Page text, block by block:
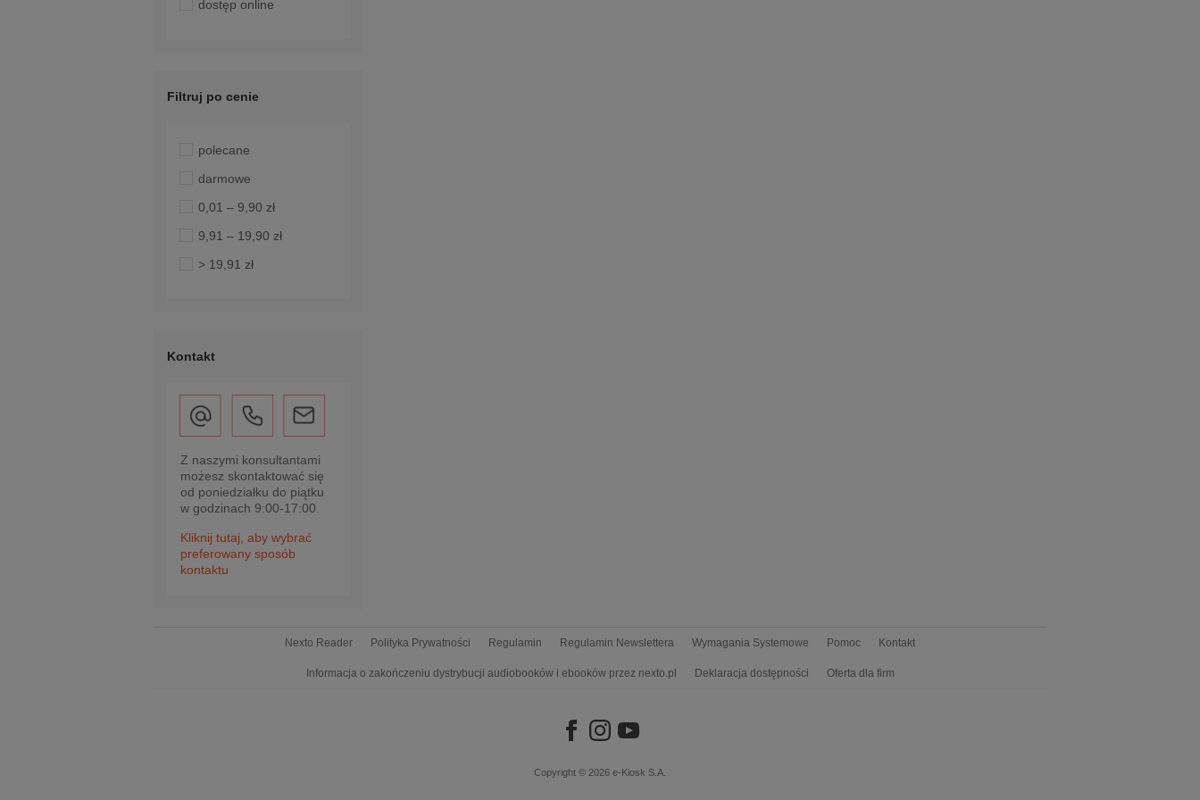
dostęp online
Filtruj po cenie
polecane
darmowe
0,01 – 9,90 zł
9,91 – 19,90 zł
> 19,91 zł
Kontakt
Z naszymi konsultantami
możesz skontaktować się
od poniedziałku do piątku
w godzinach 9:00-17:00.
Kliknij tutaj, aby wybrać
preferowany sposób
kontaktu
Nexto Reader Polityka Prywatności Regulamin Regulamin Newslettera Wymagania Systemowe Pomoc Kontakt
Informacja o zakończeniu dystrybucji audiobooków i ebooków przez nexto.pl Deklaracja dostępności Oferta dla firm
Copyright © 2026 e-Kiosk S.A.